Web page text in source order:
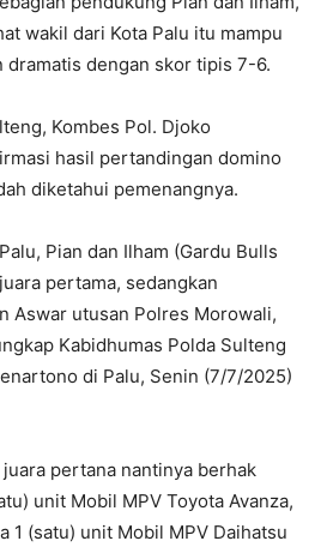
wakil dari Kota Palu itu mampu
dramatis dengan skor tipis 7-6.
Kombes Pol. Djoko
hasil pertandingan domino
diketahui pemenangnya.
Pian dan Ilham (Gardu Bulls
pertama, sedangkan
Aswar utusan Polres Morowali,
Kabidhumas Polda Sulteng
di Palu, Senin (7/7/2025)
pertana nantinya berhak
unit Mobil MPV Toyota Avanza,
1 (satu) unit Mobil MPV Daihatsu